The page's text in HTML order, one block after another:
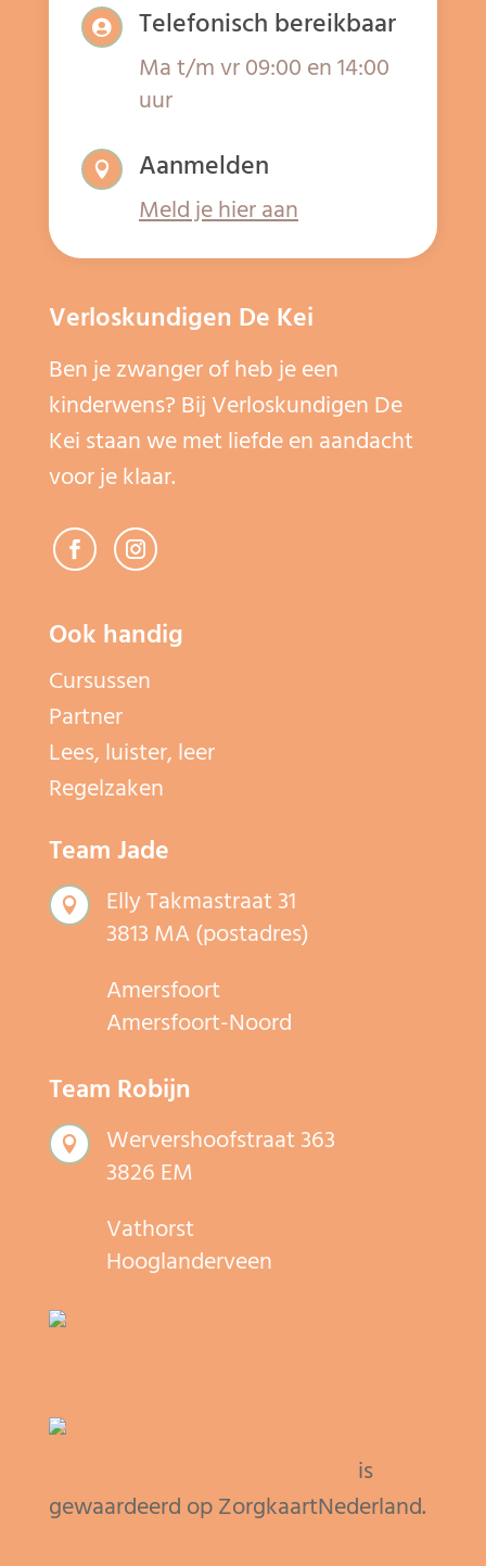
 Telefonisch bereikbaar
Ma t/m vr 09:00 en 14:00
uur
 Aanmelden
Meld je hier aan
Verloskundigen De Kei
Ben je zwanger of heb je een
kinderwens? Bij Verloskundigen De
Kei staan we met liefde en aandacht
voor je klaar.
Ook handig
Cursussen
Partner
Lees, luister, leer
Regelzaken
Team Jade

Elly Takmastraat 31
3813 MA (postadres)
Amersfoort
Amersfoort-Noord
Team Robijn

Wervershoofstraat 363
3826 EM
Vathorst
Hooglanderveen
is
gewaardeerd op ZorgkaartNederland.